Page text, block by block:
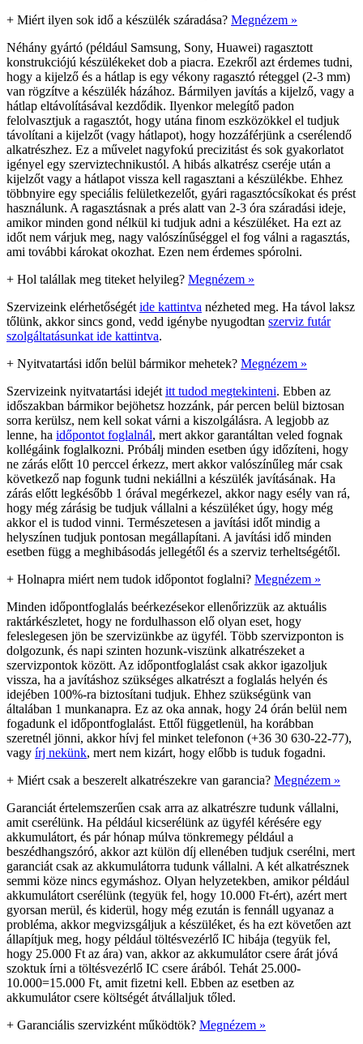
+ Miért ilyen sok idő a készülék száradása? Megnézem »
Néhány gyártó (például Samsung, Sony, Huawei) ragasztott
konstrukciójú készülékeket dob a piacra. Ezekről azt érdemes tudni,
hogy a kijelző és a hátlap is egy vékony ragasztó réteggel (2-3 mm)
van rögzítve a készülék házához. Bármilyen javítás a kijelző, vagy a
hátlap eltávolításával kezdődik. Ilyenkor melegítő padon
felolvasztjuk a ragasztót, hogy utána finom eszközökkel el tudjuk
távolítani a kijelzőt (vagy hátlapot), hogy hozzáférjünk a cserélendő
alkatrészhez. Ez a művelet nagyfokú precizitást és sok gyakorlatot
igényel egy szerviztechnikustól. A hibás alkatrész cseréje után a
kijelzőt vagy a hátlapot vissza kell ragasztani a készülékbe. Ehhez
többnyire egy speciális felületkezelőt, gyári ragasztócsíkokat és prést
használunk. A ragasztásnak a prés alatt van 2-3 óra száradási ideje,
amikor minden gond nélkül ki tudjuk adni a készüléket. Ha ezt az
időt nem várjuk meg, nagy valószínűséggel el fog válni a ragasztás,
ami további károkat okozhat. Ezen nem érdemes spórolni.
+ Hol talállak meg titeket helyileg? Megnézem »
Szervizeink elérhetőségét ide kattintva nézheted meg. Ha távol laksz
tőlünk, akkor sincs gond, vedd igénybe nyugodtan szerviz futár
szolgáltatásunkat ide kattintva.
+ Nyitvatartási időn belül bármikor mehetek? Megnézem »
Szervizeink nyitvatartási idejét itt tudod megtekinteni. Ebben az
időszakban bármikor bejöhetsz hozzánk, pár percen belül biztosan
sorra kerülsz, nem kell sokat várni a kiszolgálásra. A legjobb az
lenne, ha időpontot foglalnál, mert akkor garantáltan veled fognak
kollégáink foglalkozni. Próbálj minden esetben úgy időzíteni, hogy
ne zárás előtt 10 perccel érkezz, mert akkor valószínűleg már csak
következő nap fogunk tudni nekiállni a készülék javításának. Ha
zárás előtt legkésőbb 1 órával megérkezel, akkor nagy esély van rá,
hogy még zárásig be tudjuk vállalni a készüléket úgy, hogy még
akkor el is tudod vinni. Természetesen a javítási időt mindig a
helyszínen tudjuk pontosan megállapítani. A javítási idő minden
esetben függ a meghibásodás jellegétől és a szerviz terheltségétől.
+ Holnapra miért nem tudok időpontot foglalni? Megnézem »
Minden időpontfoglalás beérkezésekor ellenőrizzük az aktuális
raktárkészletet, hogy ne fordulhasson elő olyan eset, hogy
feleslegesen jön be szervizünkbe az ügyfél. Több szervizponton is
dolgozunk, és napi szinten hozunk-viszünk alkatrészeket a
szervizpontok között. Az időpontfoglalást csak akkor igazoljuk
vissza, ha a javításhoz szükséges alkatrészt a foglalás helyén és
idejében 100%-ra biztosítani tudjuk. Ehhez szükségünk van
általában 1 munkanapra. Ez az oka annak, hogy 24 órán belül nem
fogadunk el időpontfoglalást. Ettől függetlenül, ha korábban
szeretnél jönni, akkor hívj fel minket telefonon (+36 30 630-22-77),
vagy írj nekünk, mert nem kizárt, hogy előbb is tuduk fogadni.
+ Miért csak a beszerelt alkatrészekre van garancia? Megnézem »
Garanciát értelemszerűen csak arra az alkatrészre tudunk vállalni,
amit cserélünk. Ha például kicserélünk az ügyfél kérésére egy
akkumulátort, és pár hónap múlva tönkremegy például a
beszédhangszóró, akkor azt külön díj ellenében tudjuk cserélni, mert
garanciát csak az akkumulátorra tudunk vállalni. A két alkatrésznek
semmi köze nincs egymáshoz. Olyan helyzetekben, amikor például
akkumulátort cserélünk (tegyük fel, hogy 10.000 Ft-ért), azért mert
gyorsan merül, és kiderül, hogy még ezután is fennáll ugyanaz a
probléma, akkor megvizsgáljuk a készüléket, és ha ezt követően azt
állapítjuk meg, hogy például töltésvezérlő IC hibája (tegyük fel,
hogy 25.000 Ft az ára) van, akkor az akkumulátor csere árát jóvá
szoktuk írni a töltésvezérlő IC csere árából. Tehát 25.000-
10.000=15.000 Ft, amit fizetni kell. Ebben az esetben az
akkumulátor csere költségét átvállaljuk tőled.
+ Garanciális szervizként működtök? Megnézem »